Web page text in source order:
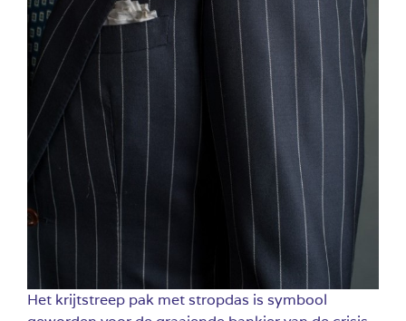
Het krijtstreep pak met stropdas is symbool